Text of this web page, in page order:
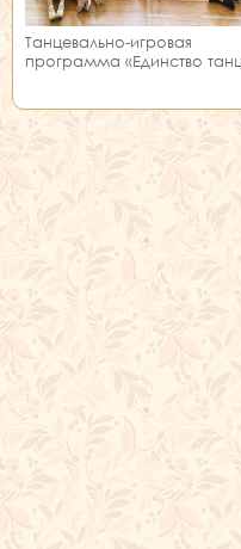
Танцевально-игровая
программа «Единство